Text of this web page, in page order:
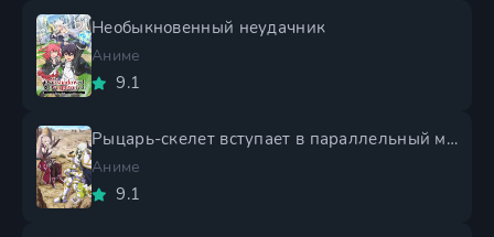
Необыкновенный неудачник
Аниме
9.1
Рыцарь-скелет вступает в параллельный мир 2 сезон
Аниме
9.1